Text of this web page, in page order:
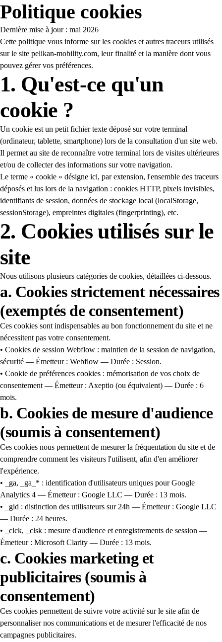
Politique cookies
Dernière mise à jour : mai 2026
Cette politique vous informe sur les cookies et autres traceurs utilisés
sur le site pelikan-mobility.com, leur finalité et la manière dont vous
pouvez gérer vos préférences.
1. Qu'est-ce qu'un
cookie ?
Un cookie est un petit fichier texte déposé sur votre terminal
(ordinateur, tablette, smartphone) lors de la consultation d'un site web.
Il permet au site de reconnaître votre terminal lors de visites ultérieures
et/ou de collecter des informations sur votre navigation.
Le terme « cookie » désigne ici, par extension, l'ensemble des traceurs
déposés et lus lors de la navigation : cookies HTTP, pixels invisibles,
identifiants de session, données de stockage local (localStorage,
sessionStorage), empreintes digitales (fingerprinting), etc.
2. Cookies utilisés sur le
site
Nous utilisons plusieurs catégories de cookies, détaillées ci-dessous.
a. Cookies strictement nécessaires
(exemptés de consentement)
Ces cookies sont indispensables au bon fonctionnement du site et ne
nécessitent pas votre consentement.
• Cookies de session Webflow : maintien de la session de navigation,
sécurité — Émetteur : Webflow — Durée : Session.
• Cookie de préférences cookies : mémorisation de vos choix de
consentement — Émetteur : Axeptio (ou équivalent) — Durée : 6
mois.
b. Cookies de mesure d'audience
(soumis à consentement)
Ces cookies nous permettent de mesurer la fréquentation du site et de
comprendre comment les visiteurs l'utilisent, afin d'en améliorer
l'expérience.
• _ga, _ga_* : identification d'utilisateurs uniques pour Google
Analytics 4 — Émetteur : Google LLC — Durée : 13 mois.
• _gid : distinction des utilisateurs sur 24h — Émetteur : Google LLC
— Durée : 24 heures.
• _clck, _clsk : mesure d'audience et enregistrements de session —
Émetteur : Microsoft Clarity — Durée : 13 mois.
c. Cookies marketing et
publicitaires (soumis à
consentement)
Ces cookies permettent de suivre votre activité sur le site afin de
personnaliser nos communications et de mesurer l'efficacité de nos
campagnes publicitaires.